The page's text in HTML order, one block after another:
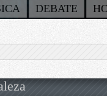
DEBATE